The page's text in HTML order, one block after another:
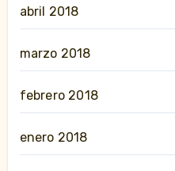
abril 2018
marzo 2018
febrero 2018
enero 2018